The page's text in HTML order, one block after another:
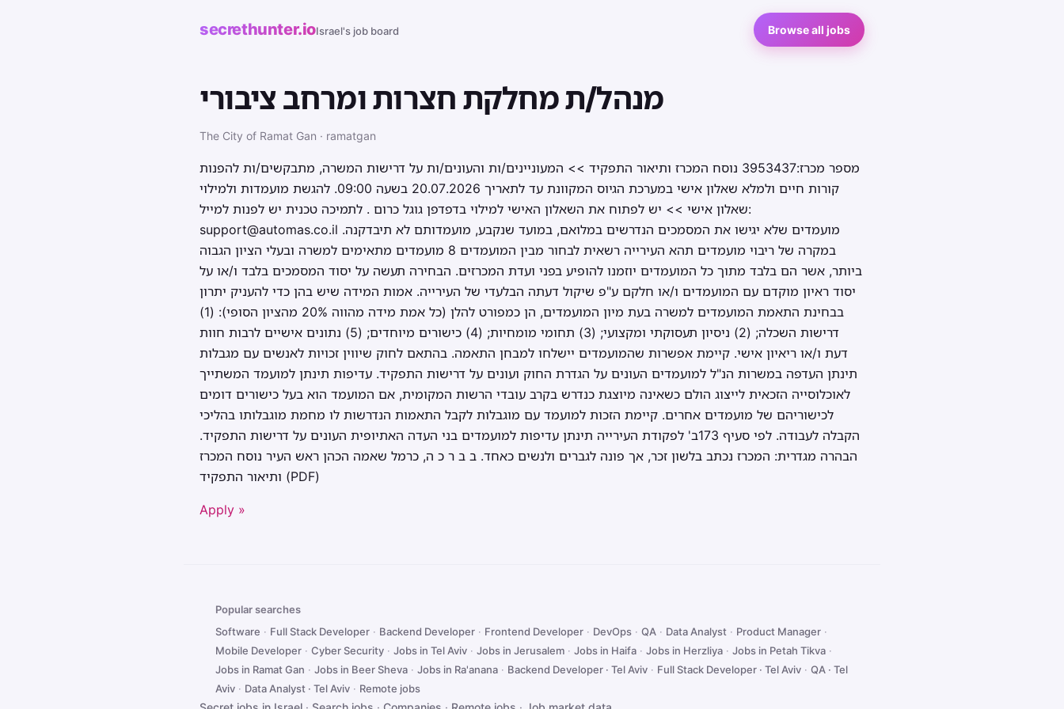
secrethunter.ioIsrael's job board Browse all jobs
מנהל/ת מחלקת חצרות ומרחב ציבורי
The City of Ramat Gan · ramatgan
מספר מכרז:3953437 נוסח המכרז ותיאור התפקיד >> המעוניינים/ות והעונים/ות על דרישות המשרה, מתבקשים/ות להפנות
קורות חיים ולמלא שאלון אישי במערכת הגיוס המקוונת עד לתאריך 20.07.2026 בשעה 09:00. להגשת מועמדות ולמילוי
שאלון אישי >> יש לפתוח את השאלון האישי למילוי בדפדפן גוגל כרום . לתמיכה טכנית יש לפנות למייל:
support@automas.co.il מועמדים שלא יגישו את המסמכים הנדרשים במלואם, במועד שנקבע, מועמדותם לא תיבדקנה.
במקרה של ריבוי מועמדים תהא העירייה רשאית לבחור מבין המועמדים 8 מועמדים מתאימים למשרה ובעלי הציון הגבוה
ביותר, אשר הם בלבד מתוך כל המועמדים יוזמנו להופיע בפני ועדת המכרזים. הבחירה תעשה על יסוד המסמכים בלבד ו/או על
יסוד ראיון מוקדם עם המועמדים ו/או חלקם ע"פ שיקול דעתה הבלעדי של העירייה. אמות המידה שיש בהן כדי להעניק יתרון
בבחינת התאמת המועמדים למשרה בעת מיון המועמדים, הן כמפורט להלן (כל אמת מידה מהווה 20% מהציון הסופי): (1)
דרישות השכלה; (2) ניסיון תעסוקתי ומקצועי; (3) תחומי מומחיות; (4) כישורים מיוחדים; (5) נתונים אישיים לרבות חוות
דעת ו/או ריאיון אישי. קיימת אפשרות שהמועמדים יישלחו למבחן התאמה. בהתאם לחוק שיווין זכויות לאנשים עם מגבלות
תינתן העדפה במשרות הנ"ל למועמדים העונים על הגדרת החוק ועונים על דרישות התפקיד. עדיפות תינתן למועמד המשתייך
לאוכלוסייה הזכאית לייצוג הולם כשאינה מיוצגת כנדרש בקרב עובדי הרשות המקומית, אם המועמד הוא בעל כישורים דומים
לכישוריהם של מועמדים אחרים. קיימת הזכות למועמד עם מוגבלות לקבל התאמות הנדרשות לו מחמת מוגבלותו בהליכי
הקבלה לעבודה. לפי סעיף 173ב' לפקודת העירייה תינתן עדיפות למועמדים בני העדה האתיופית העונים על דרישות התפקיד.
הבהרה מגדרית: המכרז נכתב בלשון זכר, אך פונה לגברים ולנשים כאחד. ב ב ר כ ה, כרמל שאמה הכהן ראש העיר נוסח המכרז
ותיאור התפקיד (PDF)
Apply »
Popular searches
Software · Full Stack Developer · Backend Developer · Frontend Developer · DevOps · QA · Data Analyst · Product Manager ·
Mobile Developer · Cyber Security · Jobs in Tel Aviv · Jobs in Jerusalem · Jobs in Haifa · Jobs in Herzliya · Jobs in Petah Tikva ·
Jobs in Ramat Gan · Jobs in Beer Sheva · Jobs in Ra'anana · Backend Developer · Tel Aviv · Full Stack Developer · Tel Aviv · QA · Tel
Aviv · Data Analyst · Tel Aviv · Remote jobs